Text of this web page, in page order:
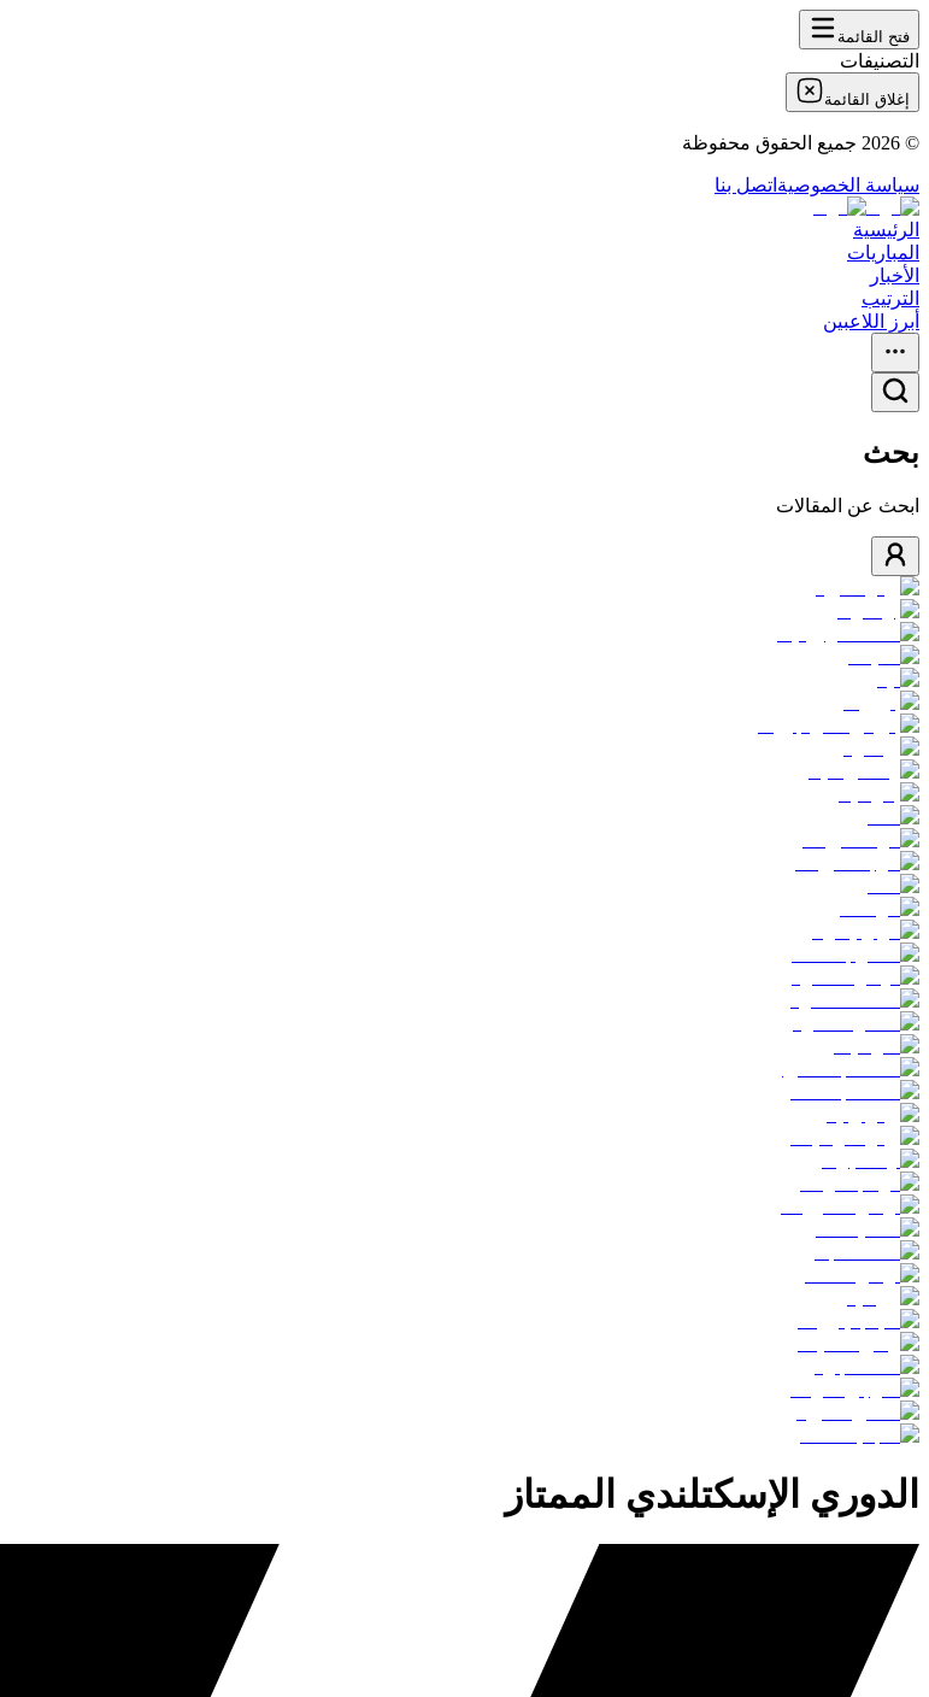
فتح القائمة
التصنيفات
إغلاق القائمة
©
2026 جميع الحقوق محفوظة
سياسة الخصوصية اتصل بنا
الرئيسية
المباريات
الأخبار
الترتيب
أبرز اللاعبين
بحث
ابحث عن المقالات
الدوري الإسكتلندي الممتاز